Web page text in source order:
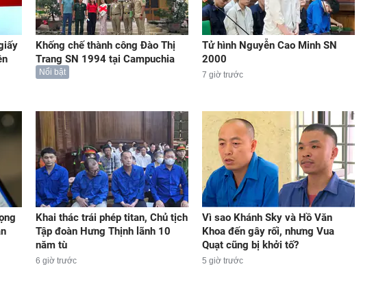
Khống chế thành công Đào Thị
Trang SN 1994 tại Campuchia
Nổi bật
Tử hình Nguyễn Cao Minh SN
2000
7 giờ trước
Khai thác trái phép titan, Chủ tịch
Tập đoàn Hưng Thịnh lãnh 10
năm tù
6 giờ trước
Vì sao Khánh Sky và Hồ Văn
Khoa đến gây rối, nhưng Vua
Quạt cũng bị khởi tố?
5 giờ trước